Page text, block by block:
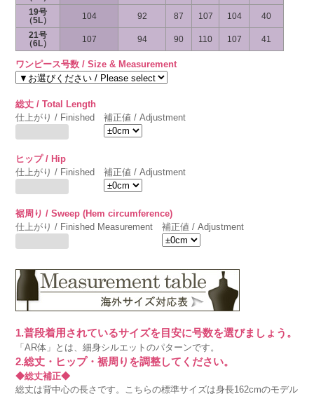
19号
（5L）
104 92 87 107 104
40
21号
（6L）
107 94 90 110 107 41
ワンピース号数 / Size & Measurement
総丈 / Total Length
仕上がり / Finished
補正値 / Adjustment
ヒップ / Hip
仕上がり / Finished
補正値 / Adjustment
裾周り / Sweep (Hem circumference)
仕上がり / Finished Measurement
補正値 / Adjustment
1.普段着用されているサイズを目安に号数を選びましょう。
「AR体」とは、細身シルエットのパターンです。
2.総丈・ヒップ・裾周りを調整してください。
◆総丈補正◆
総丈は背中心の長さです。こちらの標準サイズは身長162cmのモデル